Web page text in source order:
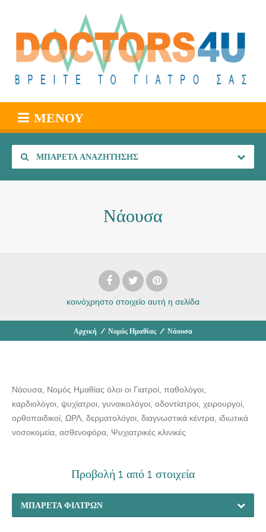
ΜΕΝΟΎ
ΜΠΑΡΈΤΑ ΑΝΑΖΉΤΗΣΗΣ
Νάουσα
κοινόχρηστο στοιχείο αυτή η σελίδα
Αρχική / Νομός Ημαθίας / Νάουσα
Νάουσα, Νομός Ημαθίας όλοι οι Γιατροί, παθολόγοι,
καρδιολόγοι, ψυχίατροι, γυναικολόγοι, οδοντίατροι, χειρουργοί,
ορθοπαιδικοί, ΩΡΛ, δερματολόγοι, διαγνωστικά κέντρα, ιδιωτικά
νοσοκομεία, ασθενοφόρα, Ψυχιατρικές κλινικές
Προβολή 1 από 1 στοιχεία
ΜΠΑΡΈΤΑ ΦΊΛΤΡΩΝ